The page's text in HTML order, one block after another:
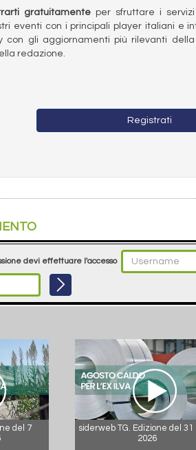
gratuitamenteper sfruttare i servizi
eventi con i principali player italiani e
con gli aggiornamenti più rilevanti
redazione.
Registrati
devi effettuare l'accesso
del 7
siderweb TG. Edizione del 31
2026